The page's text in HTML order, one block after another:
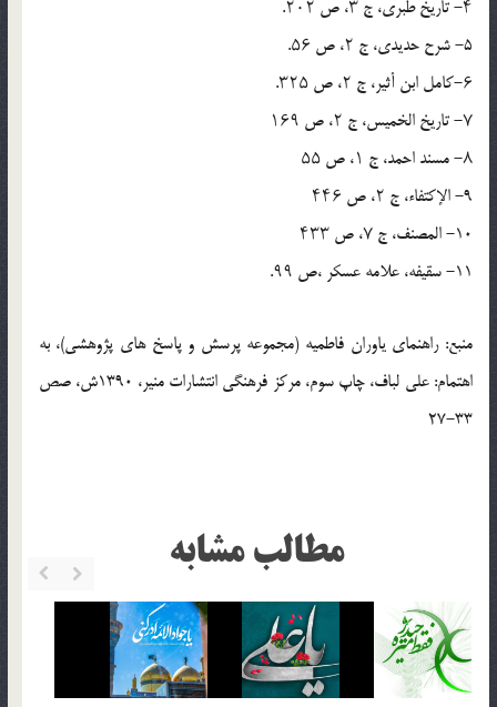
۴- تاریخ طبری، ج ۳، ص ۲۰۲.
5- شرح حدیدی، ج ۲، ص ۵۶.
۶-کامل ابن أثیر، ج ۲، ص ۳۲۵.
۷- تاریخ الخمیس، ج ۲، ص ۱۶۹
۸- مسند احمد، ج ۱، ص ۵۵
9- الإکتفاء، ج ۲، ص ۴۴۶
10- المصنف، ج ۷، ص ۴۳۳
11- سقیفه، علامه عسکر ،ص ۹۹.
منبع: راهنمای یاوران فاطمیه (مجموعه پرسش و پاسخ های پژوهشی)، به
اهتمام: علی لباف، چاپ سوم، مرکز فرهنگی انتشارات منیر، 1390ش، صص
33-27
مطالب مشابه